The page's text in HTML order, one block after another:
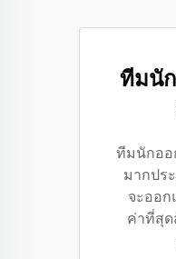
ทีมนั
ทีมนักออ
มากปร
จะออ
ค่าที่สุด